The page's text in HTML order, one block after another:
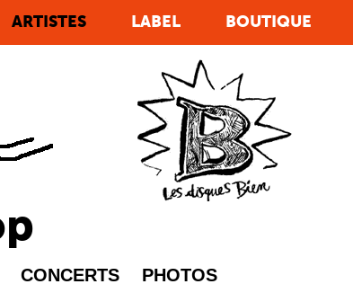
ARTISTES LABEL BOUTIQUE
CONCERTS PHOTOS